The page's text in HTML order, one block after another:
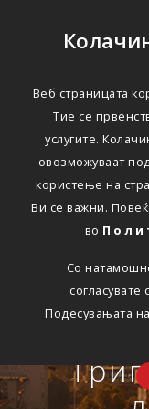
Веб страницата
Тие се
услугите.
овозможуваат
користење на
Ви се важни.
во
Со
Подесувањата
Сѐ
Совет,
Oнлајн обнова